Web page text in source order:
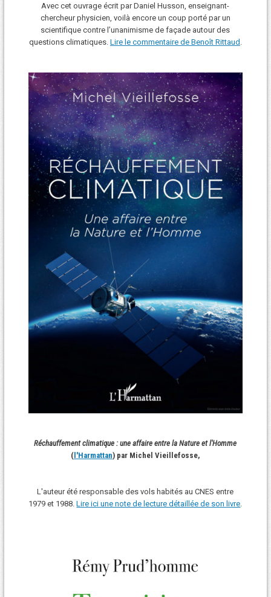
Avec cet ouvrage écrit par Daniel Husson, enseignant-
chercheur physicien, voilà encore un coup porté par un
scientifique contre l’unanimisme de façade autour des
questions climatiques. Lire le commentaire de Benoît Rittaud
Réchauffement climatique : une affaire entre la Nature et l'Homme
(l'Harmattan) par Michel Vieillefosse,
L'auteur été responsable des vols habités au CNES entre
1979 et 1988.Lire ici une note de lecture détaillée de son livre